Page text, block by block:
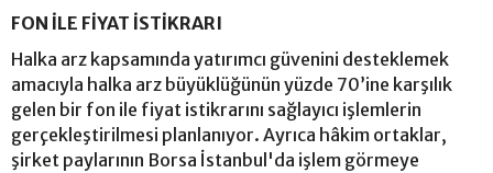
FON İLE FİYAT İSTİKRARI
Halka arz kapsamında yatırımcı güvenini desteklemek
amacıyla halka arz büyüklüğünün yüzde 70’ine karşılık
gelen bir fon ile fiyat istikrarını sağlayıcı işlemlerin
gerçekleştirilmesi planlanıyor. Ayrıca hâkim ortaklar,
şirket paylarının Borsa İstanbul'da işlem görmeye